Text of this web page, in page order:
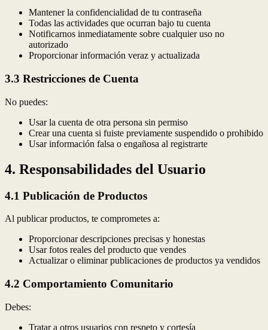
Mantener la confidencialidad de tu contraseña
Todas las actividades que ocurran bajo tu cuenta
Notificarnos inmediatamente sobre cualquier uso no
autorizado
Proporcionar información veraz y actualizada
3.3 Restricciones de Cuenta
No puedes:
Usar la cuenta de otra persona sin permiso
Crear una cuenta si fuiste previamente suspendido o prohibido
Usar información falsa o engañosa al registrarte
4. Responsabilidades del Usuario
4.1 Publicación de Productos
Al publicar productos, te comprometes a:
Proporcionar descripciones precisas y honestas
Usar fotos reales del producto que vendes
Actualizar o eliminar publicaciones de productos ya vendidos
4.2 Comportamiento Comunitario
Debes:
Tratar a otros usuarios con respeto y cortesía